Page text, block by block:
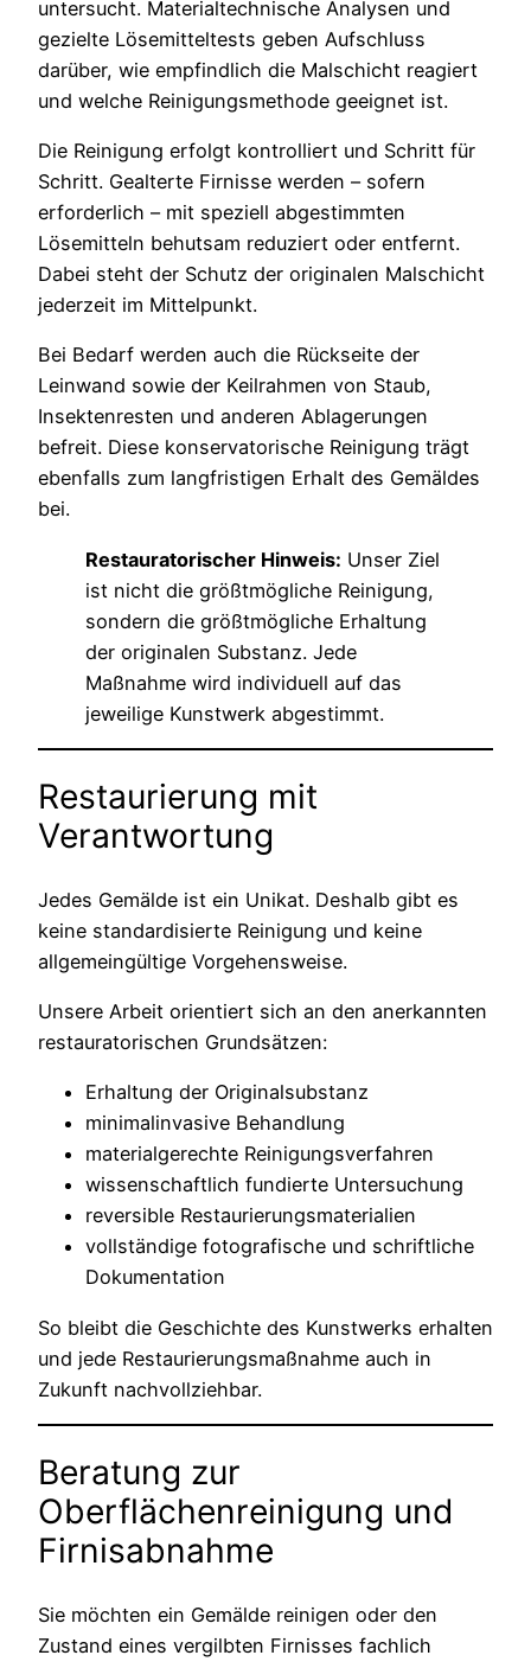
untersucht. Materialtechnische Analysen und
gezielte Lösemitteltests geben Aufschluss
darüber, wie empfindlich die Malschicht reagiert
und welche Reinigungsmethode geeignet ist.
Die Reinigung erfolgt kontrolliert und Schritt für
Schritt. Gealterte Firnisse werden – sofern
erforderlich – mit speziell abgestimmten
Lösemitteln behutsam reduziert oder entfernt.
Dabei steht der Schutz der originalen Malschicht
jederzeit im Mittelpunkt.
Bei Bedarf werden auch die Rückseite der
Leinwand sowie der Keilrahmen von Staub,
Insektenresten und anderen Ablagerungen
befreit. Diese konservatorische Reinigung trägt
ebenfalls zum langfristigen Erhalt des Gemäldes
bei.
Restauratorischer Hinweis: Unser Ziel
ist nicht die größtmögliche Reinigung,
sondern die größtmögliche Erhaltung
der originalen Substanz. Jede
Maßnahme wird individuell auf das
jeweilige Kunstwerk abgestimmt.
Restaurierung mit
Verantwortung
Jedes Gemälde ist ein Unikat. Deshalb gibt es
keine standardisierte Reinigung und keine
allgemeingültige Vorgehensweise.
Unsere Arbeit orientiert sich an den anerkannten
restauratorischen Grundsätzen:
Erhaltung der Originalsubstanz
minimalinvasive Behandlung
materialgerechte Reinigungsverfahren
wissenschaftlich fundierte Untersuchung
reversible Restaurierungsmaterialien
vollständige fotografische und schriftliche
Dokumentation
So bleibt die Geschichte des Kunstwerks erhalten
und jede Restaurierungsmaßnahme auch in
Zukunft nachvollziehbar.
Beratung zur
Oberflächenreinigung und
Firnisabnahme
Sie möchten ein Gemälde reinigen oder den
Zustand eines vergilbten Firnisses fachlich